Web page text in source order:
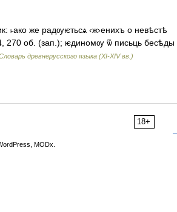
же радѹѥтьсѧ ‹ж›енихъ о невѣстѣ
270 об. (зап.); ѥдиномѹ ѿ письць бесѣды
древнерусского языка (XI-XIV вв.)
18+
MODx.